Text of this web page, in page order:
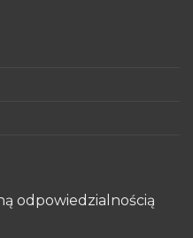
odpowiedzialnością